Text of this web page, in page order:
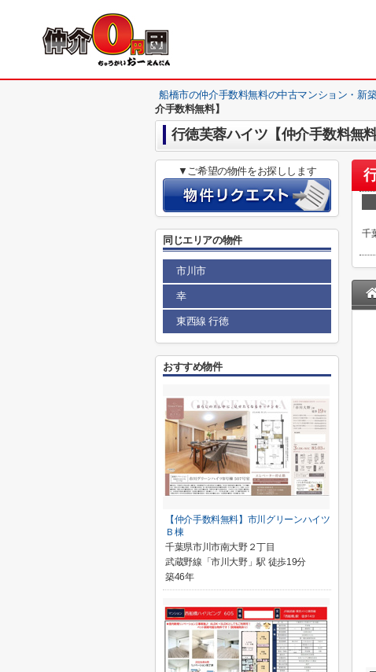
船橋市の仲介手数料無料の中古マンション・新
介手数料無料】
行徳芙蓉ハイツ【仲介手数料無料
千
▼ご希望の物件をお探しします
同じエリアの物件
市川市
幸
東西線 行徳
おすすめ物件
【仲介手数料無料】市川グリーンハイツ
Ｂ棟
千葉県市川市南大野２丁目
武蔵野線「市川大野」駅 徒歩19分
築46年